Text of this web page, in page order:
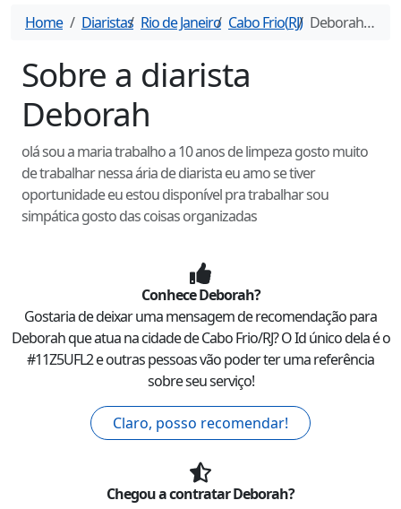
Home Diaristas Rio de Janeiro Cabo Frio(RJ) Deborah-
Sobre a diarista
Deborah
olá sou a maria trabalho a 10 anos de limpeza gosto muito
de trabalhar nessa ária de diarista eu amo se tiver
oportunidade eu estou disponível pra trabalhar sou
simpática gosto das coisas organizadas
ConheceDeborah?
Gostaria de deixar uma mensagem de recomendação para
Deborahque atua na cidade deCabo Frio/RJ? O Id único dela é o
#11Z5UFL2e outras pessoas vão poder ter uma referência
sobre seu serviço!
Claro, posso recomendar!
Chegou a contratarDeborah?